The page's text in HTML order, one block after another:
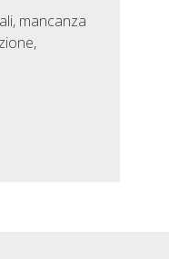
mancanza